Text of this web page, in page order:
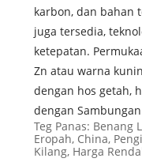
karbon, dan bahan
juga tersedia,
ketepatan.
Zn atau warna
dengan hos getah,
dengan
Teg Panas: Benang
Eropah, China,
Kilang, Harga